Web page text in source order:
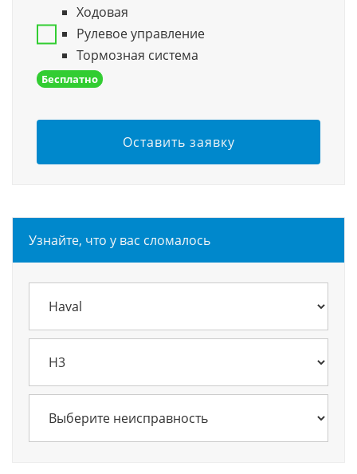
Ходовая
Рулевое управление
Тормозная система
Бесплатно
Оставить заявку
Узнайте, что у вас сломалось